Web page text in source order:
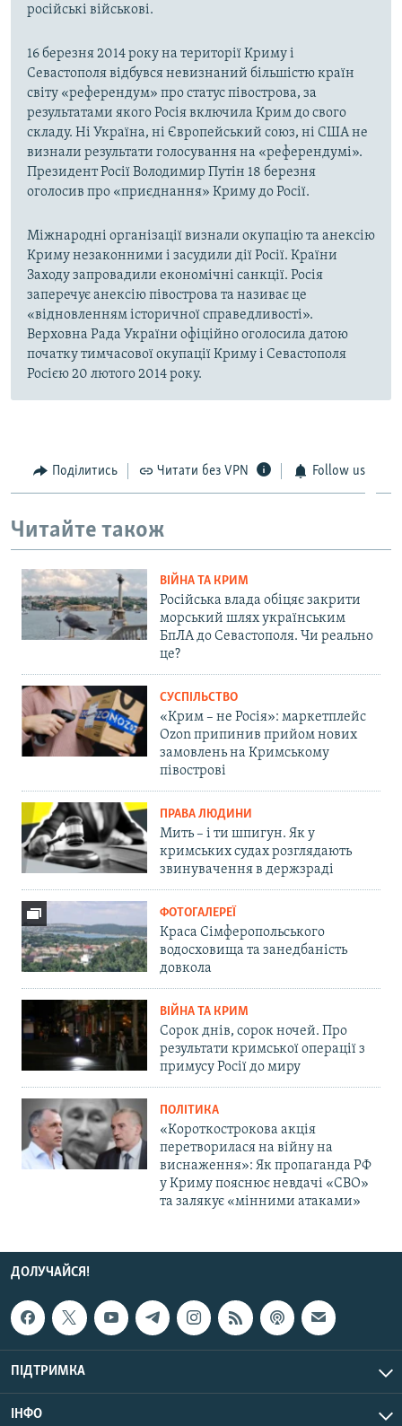
російські військові.
16 березня 2014 року на території Криму і
Севастополя відбувся невизнаний більшістю країн
світу «референдум» про статус півострова, за
результатами якого Росія включила Крим до свого
складу. Ні Україна, ні Європейський союз, ні США не
визнали результати голосування на «референдумі».
Президент Росії Володимир Путін 18 березня
оголосив про «приєднання» Криму до Росії.
Міжнародні організації визнали окупацію та анексію
Криму незаконними і засудили дії Росії. Країни
Заходу запровадили економічні санкції. Росія
заперечує анексію півострова та називає це
«відновленням історичної справедливості».
Верховна Рада України офіційно оголосила датою
початку тимчасової окупації Криму і Севастополя
Росією 20 лютого 2014 року.
Поділитись Читати без VPN Follow us
Читайте також
ВІЙНА ТА КРИМ
Російська влада обіцяє закрити
морський шлях українським
БпЛА до Севастополя. Чи реально
це?
СУСПІЛЬСТВО
«Крим – не Росія»: маркетплейс
Ozon припинив прийом нових
замовлень на Кримському
півострові
ПРАВА ЛЮДИНИ
Мить – і ти шпигун. Як у
кримських судах розглядають
звинувачення в держзраді
ФОТОГАЛЕРЕЇ
Краса Сімферопольського
водосховища та занедбаність
довкола
ВІЙНА ТА КРИМ
Сорок днів, сорок ночей. Про
результати кримської операції з
примусу Росії до миру
ПОЛІТИКА
«Короткострокова акція
перетворилася на війну на
виснаження»: Як пропаганда РФ
у Криму пояснює невдачі «СВО»
та залякує «мінними атаками»
ДОЛУЧАЙСЯ!
ПІДТРИМКА
ІНФО